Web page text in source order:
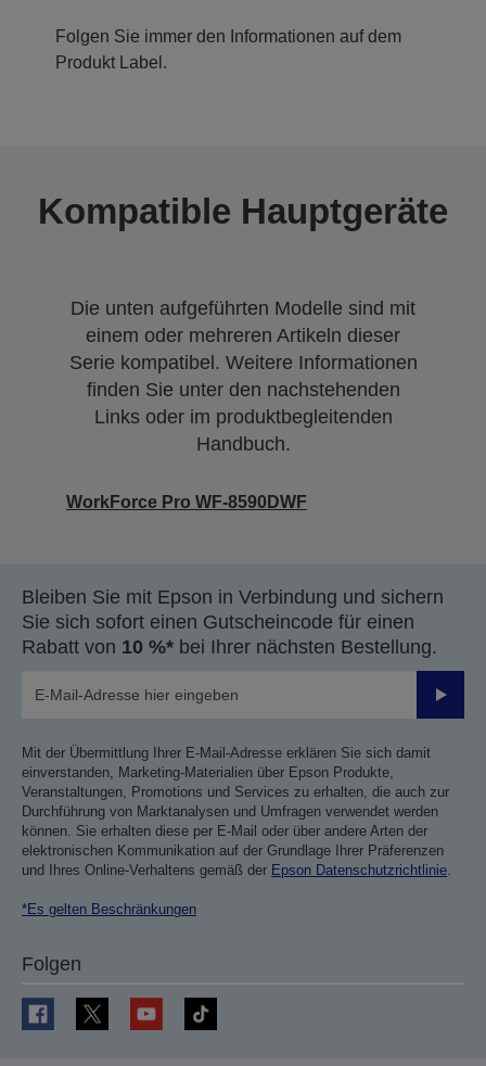
Folgen Sie immer den Informationen auf dem
Produkt Label.
Kompatible Hauptgeräte
Die unten aufgeführten Modelle sind mit
einem oder mehreren Artikeln dieser
Serie kompatibel. Weitere Informationen
finden Sie unter den nachstehenden
Links oder im produktbegleitenden
Handbuch.
WorkForce Pro WF-8590DWF
Bleiben Sie mit Epson in Verbindung und sichern
Sie sich sofort einen Gutscheincode für einen
Rabatt von 10 %* bei Ihrer nächsten Bestellung.
Mit der Übermittlung Ihrer E-Mail-Adresse erklären Sie sich damit
einverstanden, Marketing-Materialien über Epson Produkte,
Veranstaltungen, Promotions und Services zu erhalten, die auch zur
Durchführung von Marktanalysen und Umfragen verwendet werden
können. Sie erhalten diese per E-Mail oder über andere Arten der
elektronischen Kommunikation auf der Grundlage Ihrer Präferenzen
und Ihres Online-Verhaltens gemäß der Epson Datenschutzrichtlinie
*Es gelten Beschränkungen
Folgen